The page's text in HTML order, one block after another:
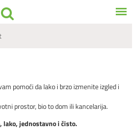
pomoći da lako i brzo izmenite izgled i
prostor, bio to dom ili kancelarija.
lako, jednostavno i čisto.